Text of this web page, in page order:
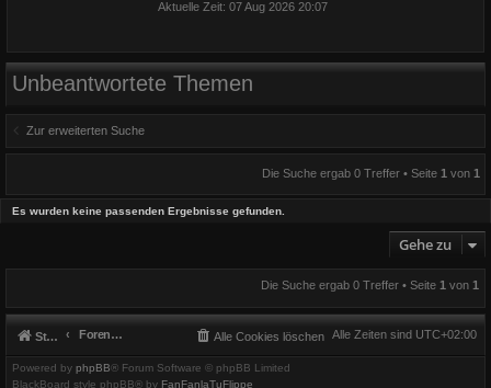
Aktuelle Zeit: 07 Aug 2026 20:07
Unbeantwortete Themen
Zur erweiterten Suche
Die Suche ergab 0 Treffer • Seite 1von 1
Es wurden keine passenden Ergebnisse gefunden.
Gehe zu
Die Suche ergab 0 Treffer • Seite 1 von 1
Startseite Foren-Übersicht Alle Zeiten sind UTC+02:00
Alle Cookies löschen
Powered by phpBB® Forum Software © phpBB Limited
BlackBoard style phpBB® by FanFanlaTuFlippe